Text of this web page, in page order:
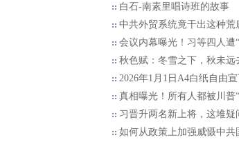
白石-南素里唱诗班的故事
中共外贸系统竟干出这种荒
会议内幕曝光！习等四人遭
秋色赋：冬雪之下，秋未远
2026年1月1日A4白纸自由
真相曝光！所有人都被川普
习晋升两名新上将，这堆疑
如何从政策上加强威慑中共